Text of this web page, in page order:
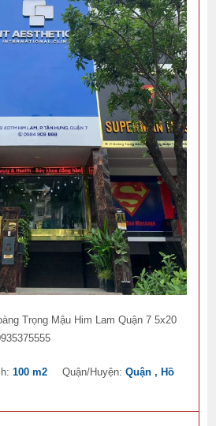
Trọng Mậu Him Lam Quận 7 5x20
100 m2 Quận/Huyện:Quận , Hồ